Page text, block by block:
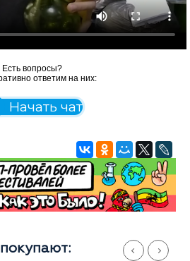
Есть вопросы?
ответим на них:
Начать чат